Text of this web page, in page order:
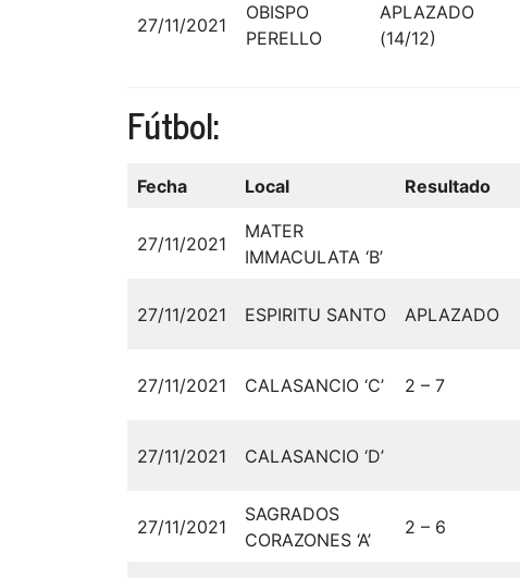
27/11/2021
OBISPO
PERELLO
APLAZADO
(14/12)
Fútbol:
Fecha Local Resultado
27/11/2021
MATER
IMMACULATA ‘B’
27/11/2021 ESPIRITU SANTO APLAZADO
27/11/2021 CALASANCIO ‘C’ 2 – 7
27/11/2021 CALASANCIO ‘D’
27/11/2021
SAGRADOS
CORAZONES ‘A’
2 – 6